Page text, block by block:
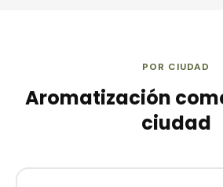
POR CIUDAD
Aromatización
ciudad